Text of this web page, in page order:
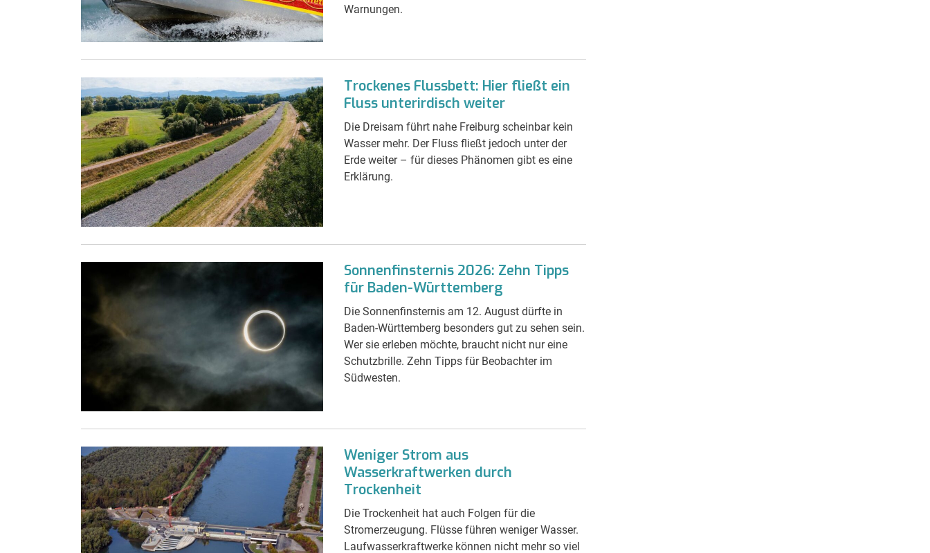
Warnungen.
Trockenes Flussbett: Hier fließt ein
Fluss unterirdisch weiter
Die Dreisam führt nahe Freiburg scheinbar kein
Wasser mehr. Der Fluss fließt jedoch unter der
Erde weiter – für dieses Phänomen gibt es eine
Erklärung.
Sonnenfinsternis 2026: Zehn Tipps
für Baden-Württemberg
Die Sonnenfinsternis am 12. August dürfte in
Baden-Württemberg besonders gut zu sehen sein.
Wer sie erleben möchte, braucht nicht nur eine
Schutzbrille. Zehn Tipps für Beobachter im
Südwesten.
Weniger Strom aus
Wasserkraftwerken durch
Trockenheit
Die Trockenheit hat auch Folgen für die
Stromerzeugung. Flüsse führen weniger Wasser.
Laufwasserkraftwerke können nicht mehr so viel